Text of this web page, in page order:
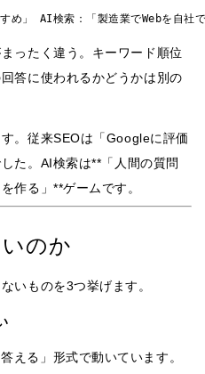
め」 AI検索：「製造業でWebを自社
ったく違う。キーワード順位
答に使われるかどうかは別の
。従来SEOは「Googleに評価
た。AI検索は**「人間の質問
作る」**ゲームです。
のか
いものを3つ挙げます。
える」形式で動いています。